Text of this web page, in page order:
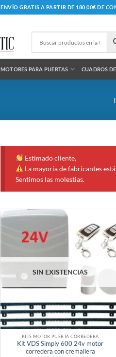
ENVÍO GRATIS A PARTIR DE 180,00€ DE
MOTORES PARA PUERTAS CUADROS
Estimado cliente,
La mayoría de fabricantes
Sentimos las molestias.
SIN EXISTENCIAS
KITS MOTOR PUERTA CORREDERA
Kit VDS Simply 600 24v motor
corredera con cremallera